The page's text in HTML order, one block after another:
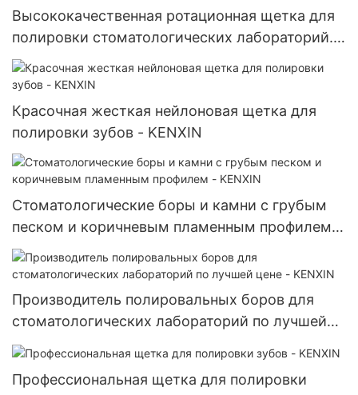
хлопчатобумажной ткани
Высококачественная ротационная щетка для
полировки стоматологических лабораторий.
Различные модели щеток для полировки
зубных протезов.
Красочная жесткая нейлоновая щетка для
полировки зубов - KENXIN
Стоматологические боры и камни с грубым
песком и коричневым пламенным профилем -
KENXIN
Производитель полировальных боров для
стоматологических лабораторий по лучшей
цене - KENXIN
Профессиональная щетка для полировки